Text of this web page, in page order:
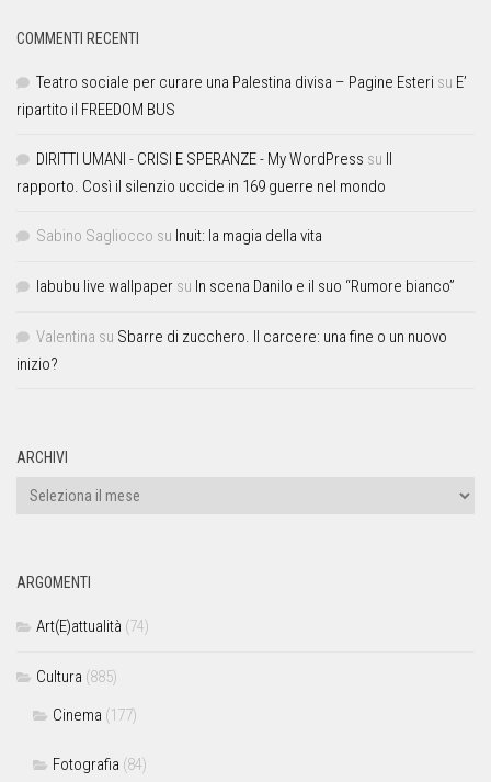
COMMENTI RECENTI
Teatro sociale per curare una Palestina divisa – Pagine Esteri su E’
ripartito il FREEDOM BUS
DIRITTI UMANI - CRISI E SPERANZE - My WordPress su Il
rapporto. Così il silenzio uccide in 169 guerre nel mondo
Sabino Sagliocco su Inuit: la magia della vita
labubu live wallpaper su In scena Danilo e il suo “Rumore bianco”
Valentina su Sbarre di zucchero. Il carcere: una fine o un nuovo
inizio?
ARCHIVI
ARGOMENTI
Art(E)attualità (74)
Cultura (885)
Cinema (177)
Fotografia (84)